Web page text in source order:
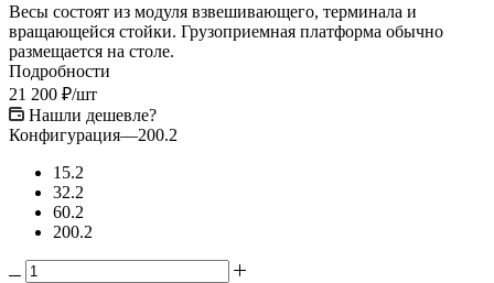
Весы состоят из модуля взвешивающего, терминала и
вращающейся стойки. Грузоприемная платформа обычно
размещается на столе.
Подробности
21 200 ₽/шт
Нашли дешевле?
Конфигурация—200.2
15.2
32.2
60.2
200.2